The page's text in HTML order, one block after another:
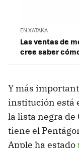
EN XATAKA
Las ventas de
cree saber
Y más
institución está
la lista negra
tiene el
Apple ha estado